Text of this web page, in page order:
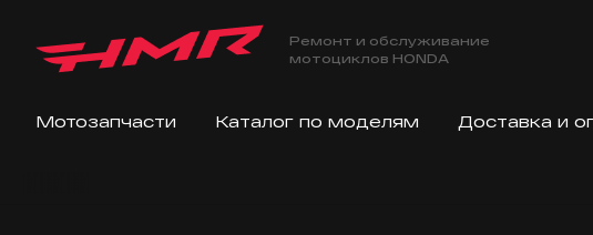
Ремонт и обслуживание
мотоциклов HONDA
Мотозапчасти Каталог по моделям Доставка и